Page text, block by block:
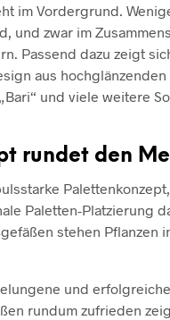
im Vordergrund.
und zwar im
Passend dazu zeigt
aus
und viele weitere
rundet den
Paletten-Platzierung
stehen Pflanzen
und
rundum zufrieden